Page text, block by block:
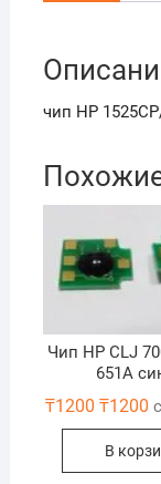
чип НР
Чип HP CLJ
651A
₸1200 ₸1200
В